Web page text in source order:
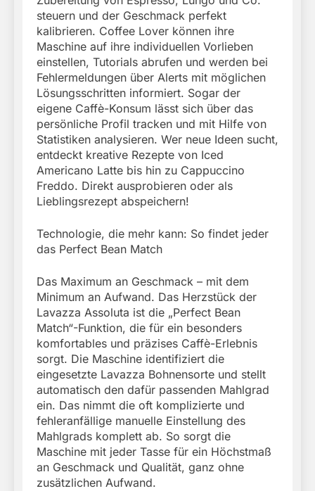
steuern und der Geschmack perfekt
kalibrieren. Coffee Lover können ihre
Maschine auf ihre individuellen Vorlieben
einstellen, Tutorials abrufen und werden bei
Fehlermeldungen über Alerts mit möglichen
Lösungsschritten informiert. Sogar der
eigene Caffè-Konsum lässt sich über das
persönliche Profil tracken und mit Hilfe von
Statistiken analysieren. Wer neue Ideen sucht,
entdeckt kreative Rezepte von Iced
Americano Latte bis hin zu Cappuccino
Freddo. Direkt ausprobieren oder als
Lieblingsrezept abspeichern!
Technologie, die mehr kann: So findet jeder
das Perfect Bean Match
Das Maximum an Geschmack – mit dem
Minimum an Aufwand. Das Herzstück der
Lavazza Assoluta ist die „Perfect Bean
Match“-Funktion, die für ein besonders
komfortables und präzises Caffè-Erlebnis
sorgt. Die Maschine identifiziert die
eingesetzte Lavazza Bohnensorte und stellt
automatisch den dafür passenden Mahlgrad
ein. Das nimmt die oft komplizierte und
fehleranfällige manuelle Einstellung des
Mahlgrads komplett ab. So sorgt die
Maschine mit jeder Tasse für ein Höchstmaß
an Geschmack und Qualität, ganz ohne
zusätzlichen Aufwand.